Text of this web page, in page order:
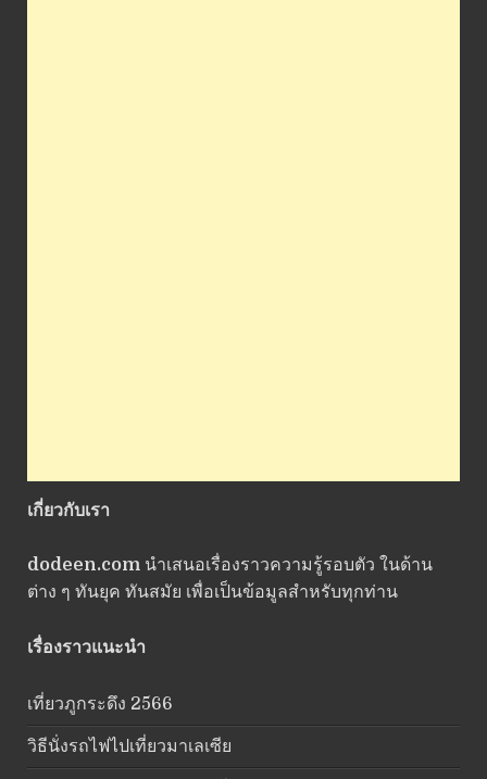
เกี่ยวกับเรา
dodeen.com นำเสนอเรื่องราวความรู้รอบตัว ในด้าน
ต่าง ๆ ทันยุค ทันสมัย เพื่อเป็นข้อมูลสำหรับทุกท่าน
เรื่องราวแนะนำ
เที่ยวภูกระดึง 2566
วิธีนั่งรถไฟไปเที่ยวมาเลเซีย